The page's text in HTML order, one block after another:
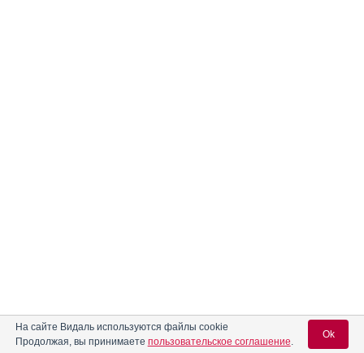
На сайте Видаль используются файлы cookie
Продолжая, вы принимаете пользовательское соглашение.
Ok